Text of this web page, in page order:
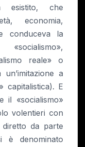
esistito, che
economia,
conduceva la
«socialismo»,
reale» o
a
capitalistica). E
il «socialismo»
volentieri con
diretto da parte
è denominato